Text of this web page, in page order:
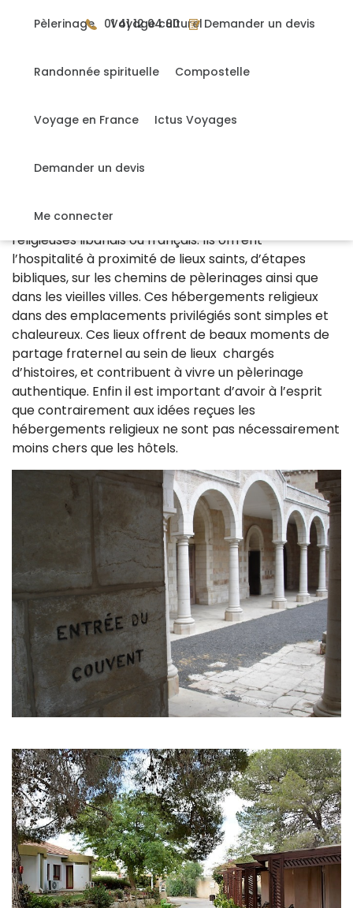
Pèlerinage Voyage culturel
Randonnée spirituelle Compostelle
Voyage en France Ictus Voyages
Demander un devis
Me connecter
01 41 12 04 80 Demander un devis
SAINTE
Les maisons religieuses
grande majorité tenues par des religieux et des
religieuses libanais ou français. Ils offrent
l’hospitalité à proximité de lieux saints, d’étapes
bibliques, sur les chemins de pèlerinages ainsi que
dans les vieilles villes. Ces hébergements religieux
dans des emplacements privilégiés sont simples et
chaleureux. Ces lieux offrent de beaux moments de
partage fraternel au sein de lieux chargés
d’histoires, et contribuent à vivre un pèlerinage
authentique. Enfin il est important d’avoir à l’esprit
que contrairement aux idées reçues les
hébergements religieux ne sont pas nécessairement
moins chers que les hôtels.